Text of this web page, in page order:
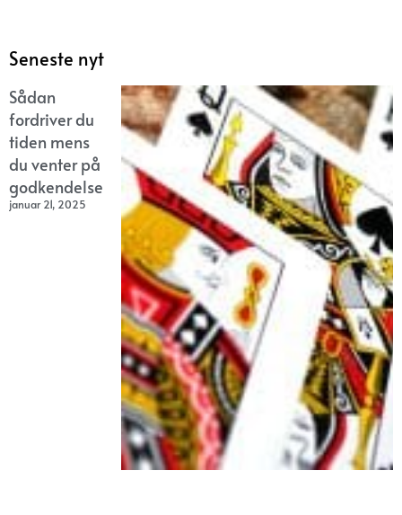
Seneste nyt
Sådan
fordriver du
tiden mens
du venter på
godkendelse
januar 21, 2025